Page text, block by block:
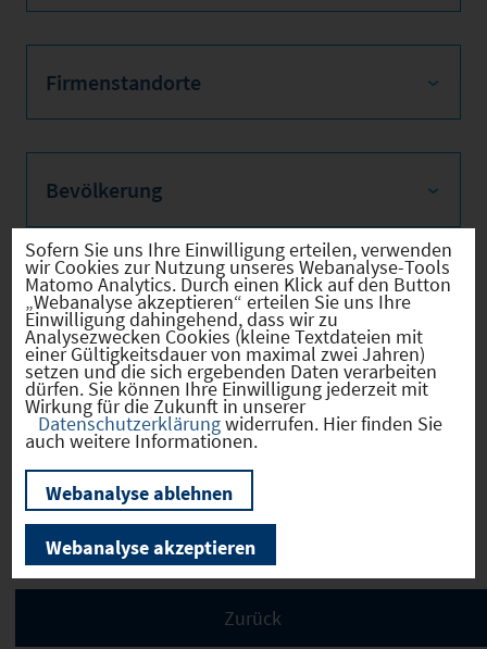
Firmenstandorte
Bevölkerung
Sozialvers. Beschäftigte
Verkehrsinfrastruktur
Kommunale Infrastruktur
Sofern Sie uns Ihre Einwilligung erteilen, verwenden
wir Cookies zur Nutzung unseres Webanalyse-Tools
Matomo Analytics. Durch einen Klick auf den Button
„Webanalyse akzeptieren“ erteilen Sie uns Ihre
Einwilligung dahingehend, dass wir zu
Analysezwecken Cookies (kleine Textdateien mit
einer Gültigkeitsdauer von maximal zwei Jahren)
setzen und die sich ergebenden Daten verarbeiten
dürfen. Sie können Ihre Einwilligung jederzeit mit
Wirkung für die Zukunft in unserer
Datenschutzerklärungwiderrufen. Hier finden Sie
auch weitere Informationen.
Webanalyse ablehnen
Webanalyse akzeptieren